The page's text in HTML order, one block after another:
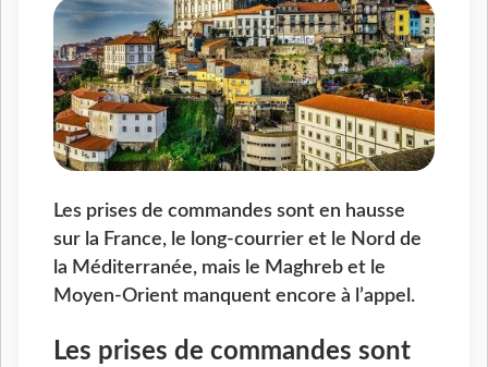
Les prises de commandes sont en hausse
sur la France, le long-courrier et le Nord de
la Méditerranée, mais le Maghreb et le
Moyen-Orient manquent encore à l’appel.
Les prises de commandes sont